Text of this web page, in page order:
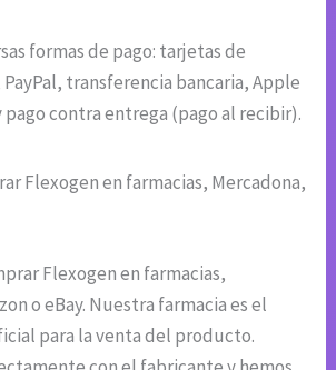
formas de pago: tarjetas de
transferencia bancaria, Apple
pago contra entrega (pago al recibir).
Flexogen en farmacias, Mercadona,
Flexogen en farmacias,
o eBay. Nuestra farmacia es el
para la venta del producto.